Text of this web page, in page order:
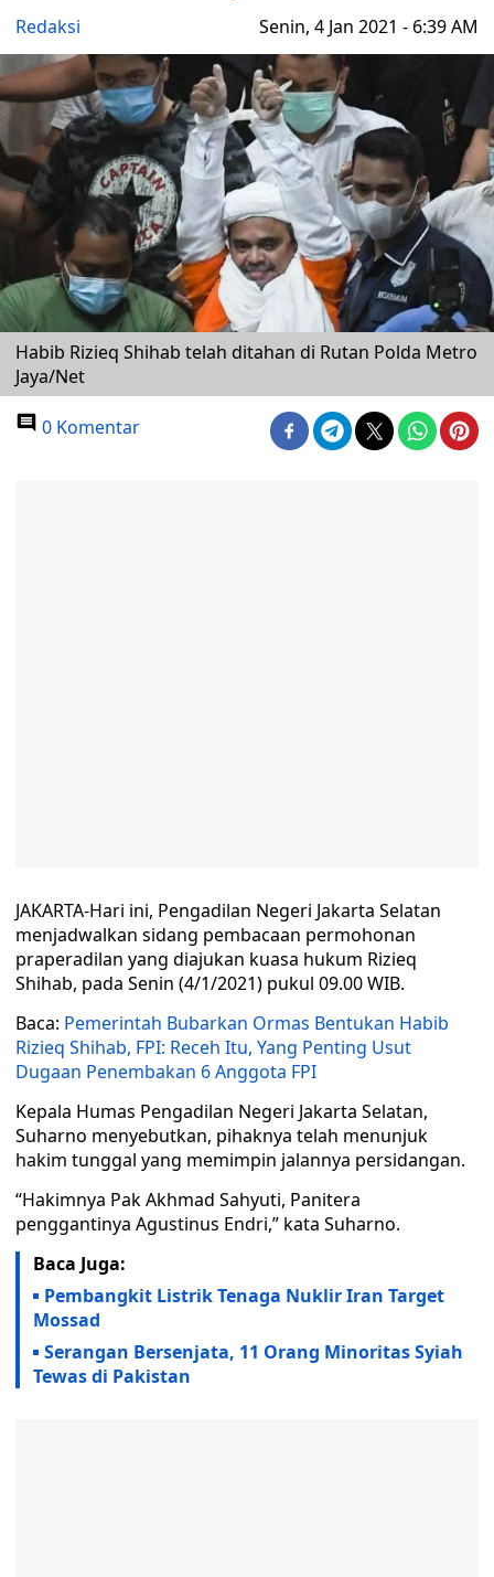
Redaksi Senin, 4 Jan 2021 - 6:39 AM
Habib Rizieq Shihab telah ditahan di Rutan Polda Metro
Jaya/Net
0 Komentar
JAKARTA-Hari ini, Pengadilan Negeri Jakarta Selatan
menjadwalkan sidang pembacaan permohonan
praperadilan yang diajukan kuasa hukum Rizieq
Shihab, pada Senin (4/1/2021) pukul 09.00 WIB.
Baca: Pemerintah Bubarkan Ormas Bentukan Habib
Rizieq Shihab, FPI: Receh Itu, Yang Penting Usut
Dugaan Penembakan 6 Anggota FPI
Kepala Humas Pengadilan Negeri Jakarta Selatan,
Suharno menyebutkan, pihaknya telah menunjuk
hakim tunggal yang memimpin jalannya persidangan.
“Hakimnya Pak Akhmad Sahyuti, Panitera
penggantinya Agustinus Endri,” kata Suharno.
Baca Juga:
Pembangkit Listrik Tenaga Nuklir Iran Target
Mossad
Serangan Bersenjata, 11 Orang Minoritas Syiah
Tewas di Pakistan